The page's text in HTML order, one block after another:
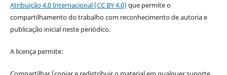
Atribuição 4.0 Internacional (CC BY 4.0) que permite o
compartilhamento do trabalho com reconhecimento de autoria e
publicação inicial neste periódico.
A licença permite: